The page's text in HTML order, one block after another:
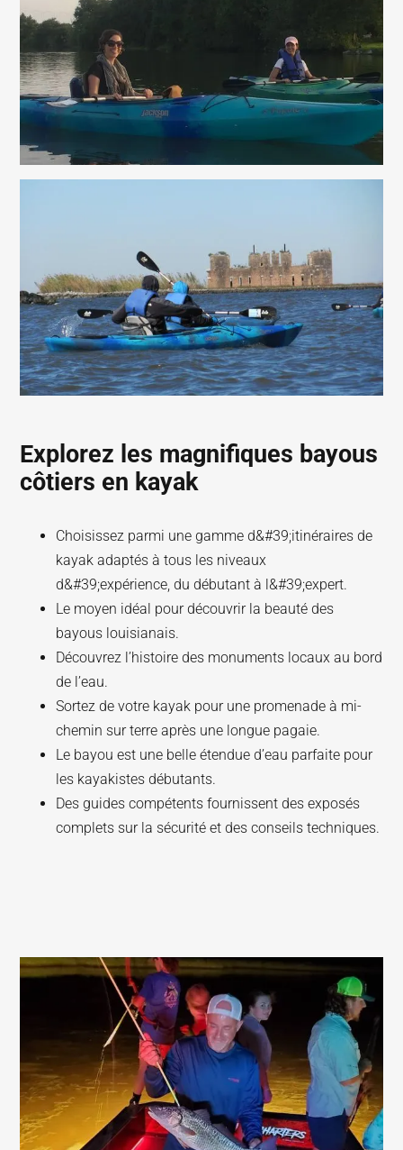
Explorez les magnifiques bayous
côtiers en kayak
Choisissez parmi une gamme d&#39;itinéraires de
kayak adaptés à tous les niveaux
d&#39;expérience, du débutant à l&#39;expert.
Le moyen idéal pour découvrir la beauté des
bayous louisianais.
Découvrez l’histoire des monuments locaux au bord
de l’eau.
Sortez de votre kayak pour une promenade à mi-
chemin sur terre après une longue pagaie.
Le bayou est une belle étendue d’eau parfaite pour
les kayakistes débutants.
Des guides compétents fournissent des exposés
complets sur la sécurité et des conseils techniques.